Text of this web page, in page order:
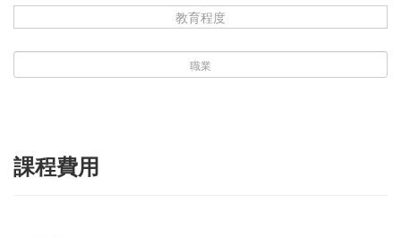
教育程度
課程費用